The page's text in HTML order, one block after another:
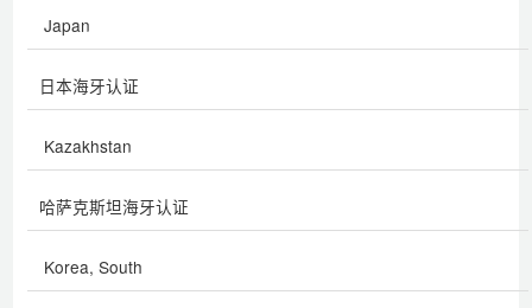
Japan
日本海牙认证
Kazakhstan
哈萨克斯坦海牙认证
Korea, South